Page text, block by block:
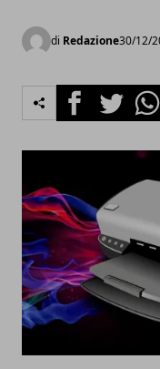
di Redazione30/12/
FacebookTwitter